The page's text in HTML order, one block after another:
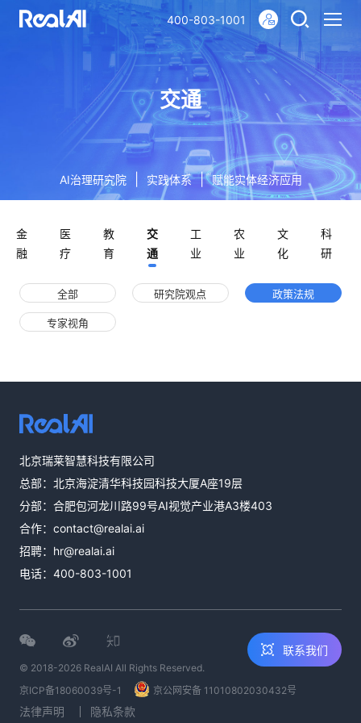
400-803-1001
交通
AI治理研究院 实践体系 | 赋能实体经济应用
金
融
医
疗
教
育
交
通
工
业
农
业
文
化
科
研
全部 研究院观点 政策法规
专家视角
北京瑞莱智慧科技有限公司
总部：北京海淀清华科技园科技大厦A座19层
分部：合肥包河龙川路99号AI视觉产业港A3楼403
合作： contact@realai.ai
招聘： hr@realai.ai
电话： 400-803-1001
© 2018-2026 RealAI All Rights Reserved.
京ICP备18060039号-1
京公网安备 11010802030432号
法律声明 隐私条款
联系我们
邮件咨询
contact@realai.ai